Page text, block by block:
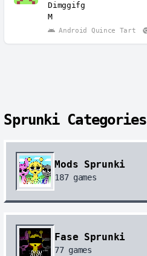
Dimggifg
M
Android Quince Tart
Sprunki Categories
Mods Sprunki
187games
Fase Sprunki
77games